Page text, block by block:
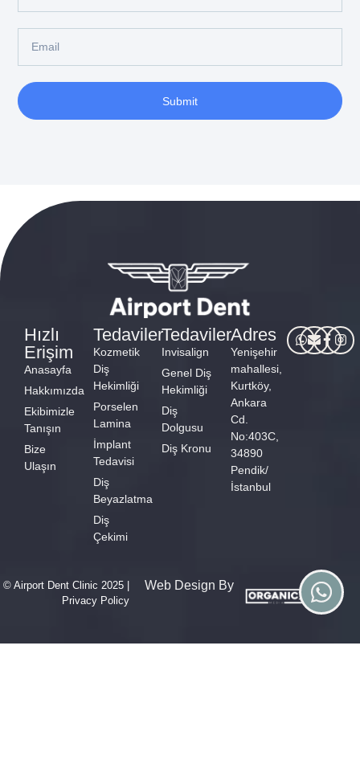
Submit
Hızlı
Erişim
Anasayfa
Hakkımızda
Ekibimizle
Tanışın
Bize
Ulaşın
Tedaviler
Kozmetik
Diş
Hekimliği
Porselen
Lamina
İmplant
Tedavisi
Diş
Beyazlatma
Diş
Çekimi
Tedaviler
Invisalign
Genel Diş
Hekimliği
Diş
Dolgusu
Diş Kronu
Adres
Yenişehir
mahallesi,
Kurtköy,
Ankara
Cd.
No:403C,
34890
Pendik/
İstanbul
© Airport Dent Clinic 2025 |
Privacy Policy
Web Design By